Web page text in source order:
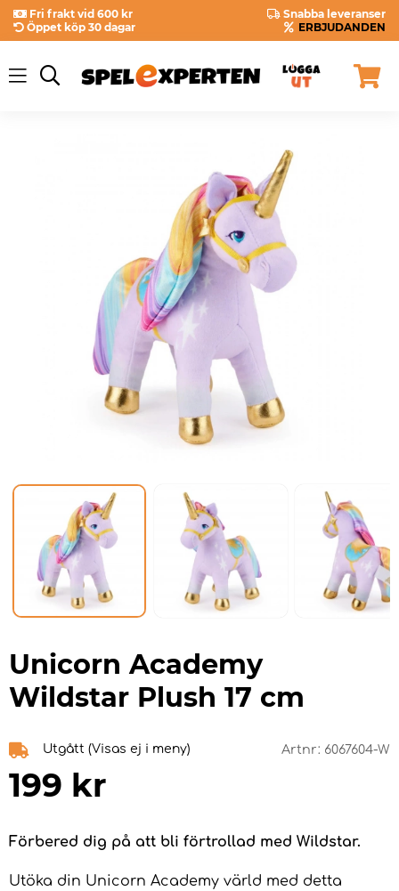
Fri frakt vid 600 kr
Snabba leveranser
Öppet köp 30 dagar
ERBJUDANDEN
Unicorn Academy
Wildstar Plush 17 cm
Utgått (Visas ej i meny) Artnr: 6067604-W
199 kr
Förbered dig på att bli förtrollad med Wildstar.
Utöka din Unicorn Academy värld med detta